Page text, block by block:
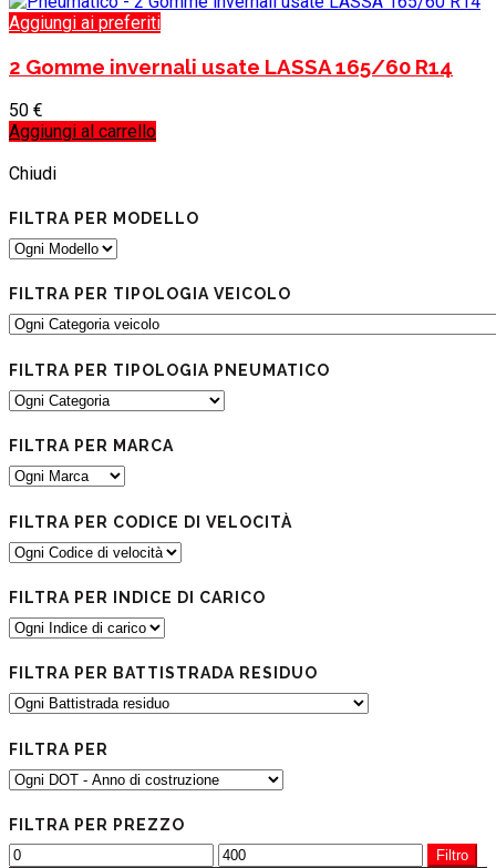
Aggiungi ai preferiti
2 Gomme invernali usate LASSA 165/60 R14
50 €
Aggiungi al carrello
Chiudi
FILTRA PER MODELLO
FILTRA PER TIPOLOGIA VEICOLO
FILTRA PER TIPOLOGIA PNEUMATICO
FILTRA PER MARCA
FILTRA PER CODICE DI VELOCITÀ
FILTRA PER INDICE DI CARICO
FILTRA PER BATTISTRADA RESIDUO
FILTRA PER
FILTRA PER PREZZO
Filtro